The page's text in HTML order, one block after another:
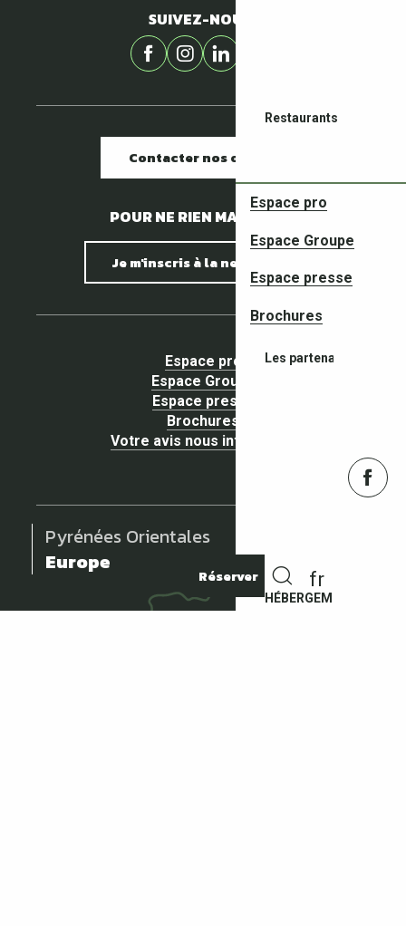
Restaurants
Les partenaires de vos
HÉBERGEMENTS
Espace pro
Espace Groupe
Espace presse
Brochures
Réserver
Recherche
fr
SUIVEZ-NOUS !
Contacter nos offices
POUR NE RIEN MANQUER !
Je m'inscris à la newsletter
Espace pro
Espace Groupe
Espace presse
Brochures
Votre avis nous intéresse !
Pyrénées Orientales
Europe